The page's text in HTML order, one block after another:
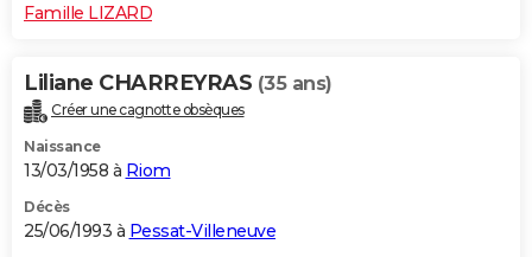
Famille LIZARD
Liliane CHARREYRAS (35 ans)
Créer une cagnotte obsèques
Naissance
13/03/1958 à Riom
Décès
25/06/1993 à Pessat-Villeneuve